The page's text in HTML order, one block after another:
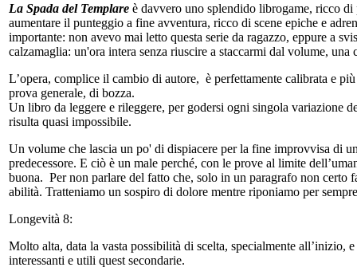
La Spada del Templare è davvero uno splendido librogame, ricco
aumentare il punteggio a fine avventura, ricco di scene epiche e
importante: non avevo mai letto questa serie da ragazzo, eppure a
calzamaglia: un'ora intera senza riuscire a staccarmi dal volume,
L’opera, complice il cambio di autore, è perfettamente calibrata e
prova generale, di bozza.
Un libro da leggere e rileggere, per godersi ogni singola variazione
risulta quasi impossibile.
Un volume che lascia un po' di dispiacere per la fine improvvisa di
predecessore. E ciò è un male perché, con le prove al limite
buona. Per non parlare del fatto che, solo in un paragrafo non certo
abilità. Tratteniamo un sospiro di dolore mentre riponiamo per
Longevità 8:
Molto alta, data la vasta possibilità di scelta, specialmente
interessanti e utili quest secondarie.